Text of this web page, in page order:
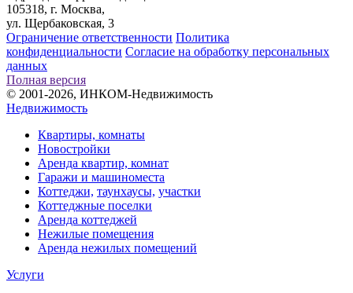
105318, г. Москва,
ул. Щербаковская, 3
Ограничение ответственности Политика
конфиденциальности Согласие на обработку персональных
данных
Полная версия
© 2001-2026, ИНКОМ-Недвижимость
Недвижимость
Квартиры, комнаты
Новостройки
Аренда квартир, комнат
Гаражи и машиноместа
Коттеджи, таунхаусы, участки
Коттеджные поселки
Аренда коттеджей
Нежилые помещения
Аренда нежилых помещений
Услуги